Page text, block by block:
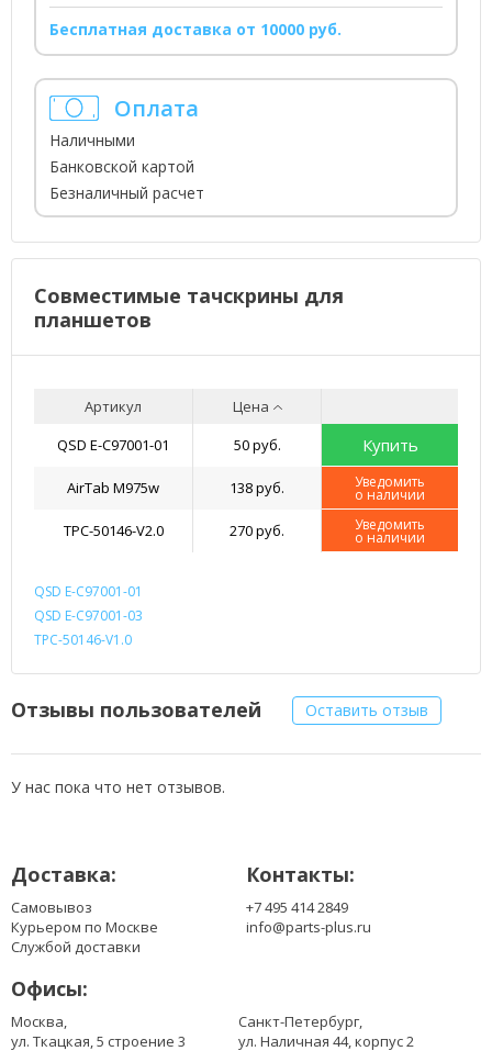
Бесплатная доставка от 10000 руб.
Оплата
Наличными
Банковской картой
Безналичный расчет
Совместимые тачскрины для
планшетов
Артикул
Цена
QSD E-C97001-01
50 руб. Купить
AirTab M975w 138 руб. Уведомить
о наличии
TPC-50146-V2.0 270 руб. Уведомить
о наличии
QSD E-C97001-01
QSD E-C97001-03
TPC-50146-V1.0
Отзывы пользователей Оставить отзыв
У нас пока что нет отзывов.
Доставка:
Самовывоз
Курьером по Москве
Службой доставки
Контакты:
+7 495 414 2849
info@parts-plus.ru
Офисы:
Москва,
ул. Ткацкая, 5 строение 3
Санкт-Петербург,
ул. Наличная 44, корпус 2